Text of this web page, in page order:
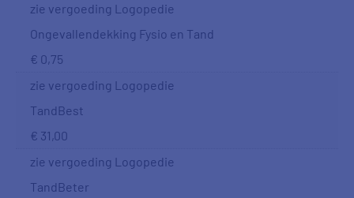
zie vergoeding Logopedie
Ongevallendekking Fysio en Tand
€ 0,75
zie vergoeding Logopedie
TandBest
€ 31,00
zie vergoeding Logopedie
TandBeter